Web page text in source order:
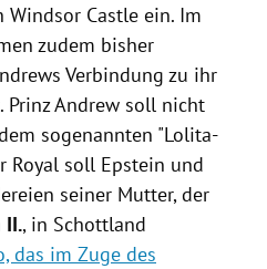
Windsor Castle ein. Im
zudem bisher
Verbindung zu ihr
Prinz Andrew soll nicht
sogenannten "Lolita-
Royal soll Epstein und
seiner Mutter, der
II., in Schottland
das im Zuge des